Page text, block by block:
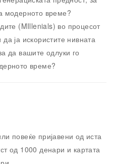
модерното време?
(MIllenials) во процесот
ја искористите нивната
да вашите одлуки го
време?
повеќе пријавени од иста
од 1000 денари и картата